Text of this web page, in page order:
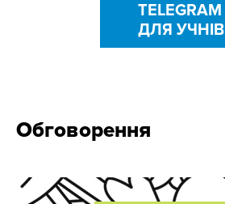
TELEGRAM
ДЛЯ УЧНІВ
Обговорення